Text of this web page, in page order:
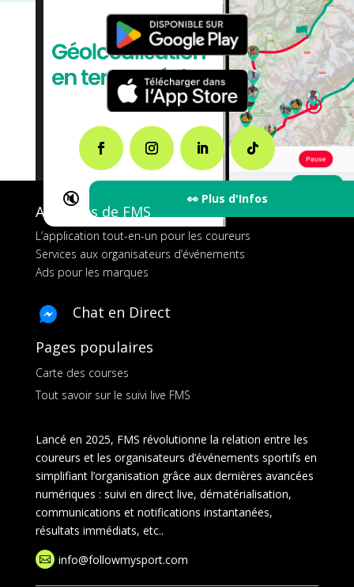
🔇 👀 Plus d'Infos
A propos de FMS
L’application tout-en-un pour les coureurs
Services aux organisateurs d’événements
Ads pour les marques
Chat en Direct
Pages populaires
Carte des courses
Tout savoir sur le suivi live FMS
Lancé en 2025, FMS révolutionne la relation entre les
coureurs et les organisateurs d’événements sportifs en
simplifiant l’organisation grâce aux dernières avancées
numériques : suivi en direct live, dématérialisation,
communications et notifications instantanées,
résultats immédiats, etc..
 info@followmysport.com